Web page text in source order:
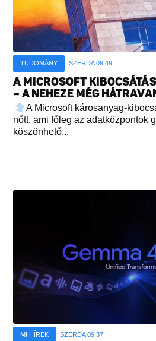
TUDOMÁNY SZERDA 09:49
A MICROSOFT
– A NEHEZE MÉG
A Microsoft károsanyag-
nőtt, ami főleg az adatközpontok
köszönhető...
MI HÍREK SZERDA 09:37